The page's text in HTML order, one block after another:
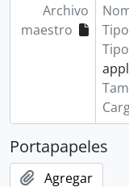
Archivo
maestro
Portapapeles
Agregar